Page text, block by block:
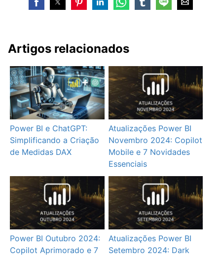
Artigos relacionados
Power BI e ChatGPT:
Simplificando a Criação
de Medidas DAX
Atualizações Power BI
Novembro 2024: Copilot
Mobile e 7 Novidades
Essenciais
Power BI Outubro 2024:
Copilot Aprimorado e 7
Atualizações Power BI
Setembro 2024: Dark